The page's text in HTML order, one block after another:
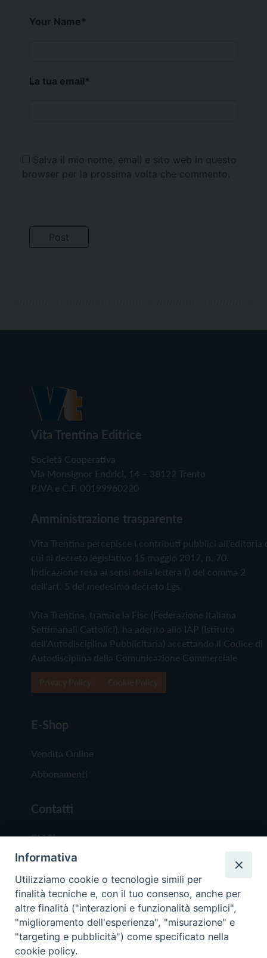
Your Name*
La tua email*
Salva il mio nome, email e sito web in questo
browser per la prossima volta che commento.
Vita Trentina Editrice
Società Cooperativa
Via Monsignor Endrici, 14 – 38122 Trento
P.IVA e C.F. 00199960220
Amministrazione trasparente
Vita Trentina percepisce i contributi pubblici all'editoria
cui al decreto legislativo 15 maggio 2017, n. 70.
Indicazione resa ai sensi della lettera f) del comma 2
dell'art. 5 del medesimo decreto Lgs.
Vita Trentina, tramite la Fisc (Federazione Italiana
Settimanali Cattolici), ha aderito allo IAP (Istituto
dell'Autodisciplina Pubblicitaria) accettando il Codice di
Autodisciplina della Comunicazione Commerciale
E-Shop
Vendita Online
Abbonamenti
Contatti
Chi Siamo
Redazione
Scrivici
Copyright © 2019 - Tutti i diritti riservati - Vita
Informativa
Utilizziamo cookie o tecnologie simili per
finalità tecniche e, con il tuo consenso, anche per
altre finalità ("interazioni e funzionalità semplici",
"miglioramento dell'esperienza", "misurazione" e
"targeting e pubblicità") come specificato nella
cookie policy.